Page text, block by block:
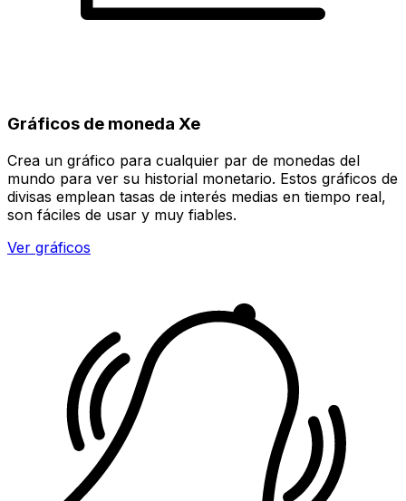
Gráficos de moneda Xe
Crea un gráfico para cualquier par de monedas del
mundo para ver su historial monetario. Estos gráficos de
divisas emplean tasas de interés medias en tiempo real,
son fáciles de usar y muy fiables.
Ver gráficos